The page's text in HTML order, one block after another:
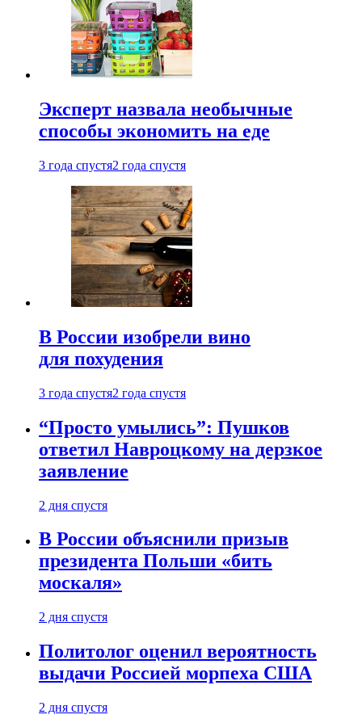
Эксперт назвала необычные
способы экономить на еде
3 года спустя2 года спустя
В России изобрели вино
для похудения
3 года спустя2 года спустя
“Просто умылись”: Пушков
ответил Навроцкому на дерзкое
заявление
2 дня спустя
В России объяснили призыв
президента Польши «бить
москаля»
2 дня спустя
Политолог оценил вероятность
выдачи Россией морпеха США
2 дня спустя